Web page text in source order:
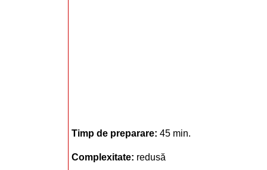
Timp de preparare: 45 min.
Complexitate: redusă